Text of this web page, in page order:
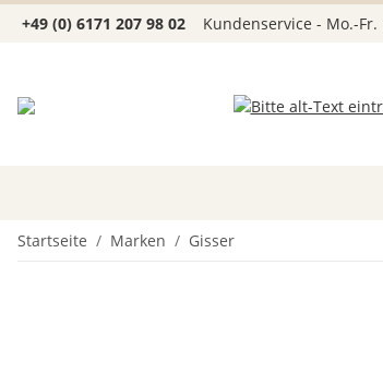
+49 (0) 6171 207 98 02 Kundenservice - Mo.-
Startseite Marken Gisser